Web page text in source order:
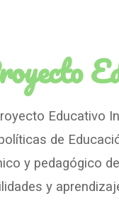
Educativo
de
y pedagógico
y